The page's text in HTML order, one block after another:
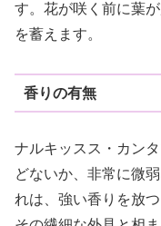
す。花が咲く前に葉
を蓄えます。
香りの有無
ナルキッスス・カン
どないか、非常に微
れは、強い香りを放